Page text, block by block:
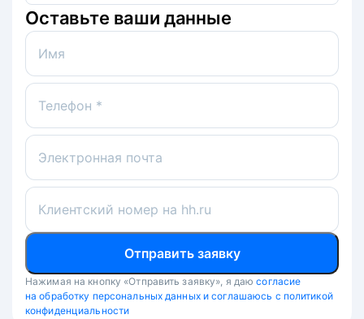
Оставьте ваши данные
Имя
Телефон *
Электронная почта
Клиентский номер на hh.ru
Отправить заявку
Нажимая на кнопку «Отправить заявку», я даю согласие
на обработку персональных данных и соглашаюсь с политикой
конфиденциальности